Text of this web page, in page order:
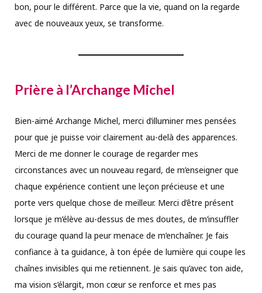
bon, pour le différent. Parce que la vie, quand on la regarde
avec de nouveaux yeux, se transforme.
Prière à l’Archange Michel
Bien-aimé Archange Michel, merci d’illuminer mes pensées
pour que je puisse voir clairement au-delà des apparences.
Merci de me donner le courage de regarder mes
circonstances avec un nouveau regard, de m’enseigner que
chaque expérience contient une leçon précieuse et une
porte vers quelque chose de meilleur. Merci d’être présent
lorsque je m’élève au-dessus de mes doutes, de m’insuffler
du courage quand la peur menace de m’enchaîner. Je fais
confiance à ta guidance, à ton épée de lumière qui coupe les
chaînes invisibles qui me retiennent. Je sais qu’avec ton aide,
ma vision s’élargit, mon cœur se renforce et mes pas